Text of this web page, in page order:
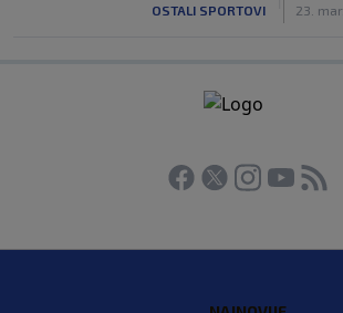
OSTALI SPORTOVI 23. mar.